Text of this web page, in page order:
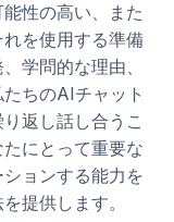
性の高い、また
を使用する準備
学問的な理由、
ちのAIチャット
返し話し合うこ
にとって重要な
ョンする能力を
提供します。